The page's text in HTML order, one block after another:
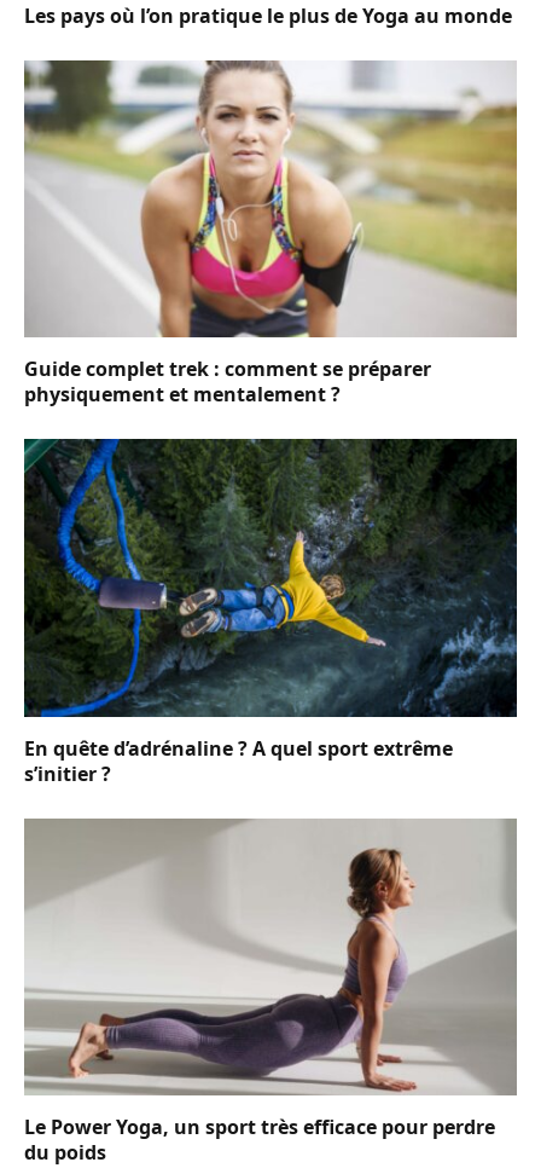
Les pays où l’on pratique le plus de Yoga au monde
Guide complet trek : comment se préparer
physiquement et mentalement ?
En quête d’adrénaline ? A quel sport extrême
s’initier ?
Le Power Yoga, un sport très efficace pour perdre
du poids